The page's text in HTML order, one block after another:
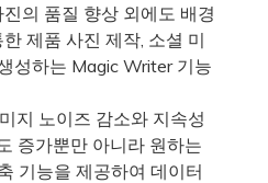
의 품질 향상 외에도 배경
제품 사진 제작, 소셜 미
성하는 Magic Writer 기능
지 노이즈 감소와 지속성
증가뿐만 아니라 원하는
기능을 제공하여 데이터